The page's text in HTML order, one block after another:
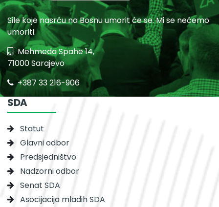
Sile koje nasrću na Bosnu umorit će se. Mi se nećemo
umoriti.
Mehmeda Spahe 14,
71000 Sarajevo
+387 33 216-906
SDA
Statut
Glavni odbor
Predsjedništvo
Nadzorni odbor
Senat SDA
Asocijacija mladih SDA